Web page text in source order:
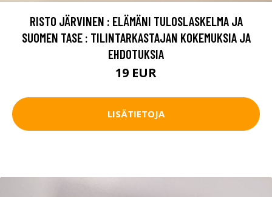
RISTO JÄRVINEN : ELÄMÄNI TULOSLASKELMA JA
SUOMEN TASE : TILINTARKASTAJAN KOKEMUKSIA JA
EHDOTUKSIA
19 EUR
LISÄTIETOJA